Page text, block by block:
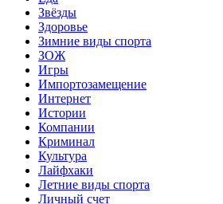
Звёзды
Здоровье
Зимние виды спорта
ЗОЖ
Игры
Импортозамещение
Интернет
Истории
Компании
Криминал
Культура
Лайфхаки
Летние виды спорта
Личный счет